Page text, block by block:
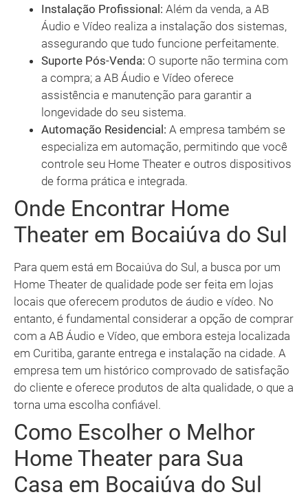
Instalação Profissional: Além da venda, a AB
Áudio e Vídeo realiza a instalação dos sistemas,
assegurando que tudo funcione perfeitamente.
Suporte Pós-Venda: O suporte não termina com
a compra; a AB Áudio e Vídeo oferece
assistência e manutenção para garantir a
longevidade do seu sistema.
Automação Residencial: A empresa também se
especializa em automação, permitindo que você
controle seu Home Theater e outros dispositivos
de forma prática e integrada.
Onde Encontrar Home
Theater em Bocaiúva do Sul
Para quem está em Bocaiúva do Sul, a busca por um
Home Theater de qualidade pode ser feita em lojas
locais que oferecem produtos de áudio e vídeo. No
entanto, é fundamental considerar a opção de comprar
com a AB Áudio e Vídeo, que embora esteja localizada
em Curitiba, garante entrega e instalação na cidade. A
empresa tem um histórico comprovado de satisfação
do cliente e oferece produtos de alta qualidade, o que a
torna uma escolha confiável.
Como Escolher o Melhor
Home Theater para Sua
Casa em Bocaiúva do Sul